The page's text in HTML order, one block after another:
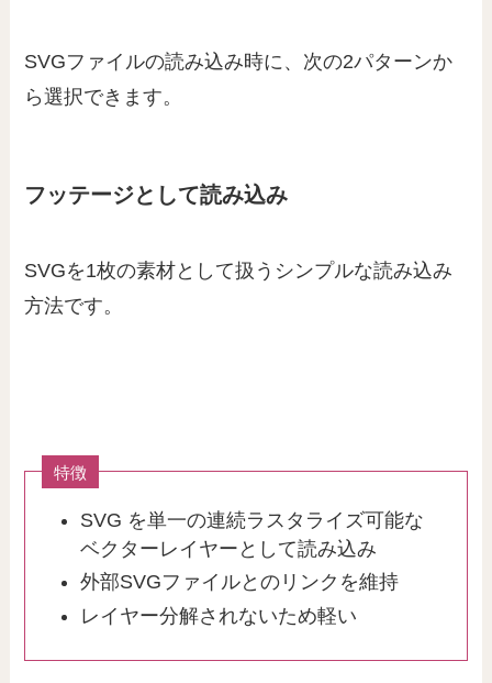
SVGファイルの読み込み時に、次の2パターンか
ら選択できます。
フッテージとして読み込み
SVGを1枚の素材として扱うシンプルな読み込み
方法です。
特徴
SVG を単一の連続ラスタライズ可能な
ベクターレイヤーとして読み込み
外部SVGファイルとのリンクを維持
レイヤー分解されないため軽い